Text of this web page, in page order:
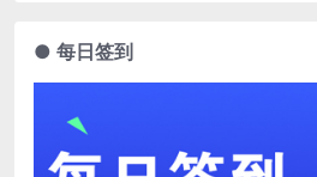
● 每日签到